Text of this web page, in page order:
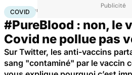
Accueil Santé Covid
COVID
#PureBlood : non, le
Covid ne pollue pas
Sur Twitter, les anti-vaccins
sang "contaminé" par le vaccin